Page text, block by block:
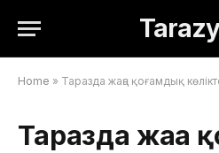
Home » Таразда жаңа қоғамдық
Таразда жаңа